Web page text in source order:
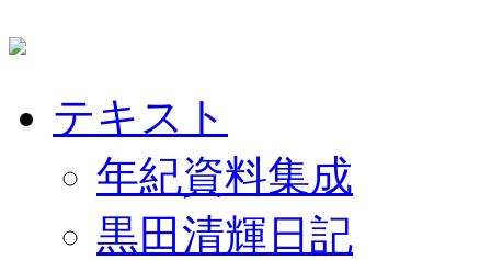
テキスト
年紀資料集成
黒田清輝日記